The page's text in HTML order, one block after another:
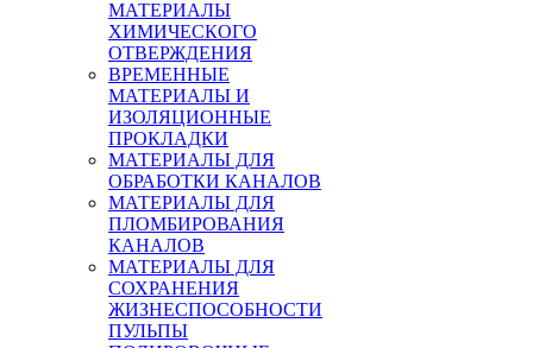
МАТЕРИАЛЫ
ХИМИЧЕСКОГО
ОТВЕРЖДЕНИЯ
ВРЕМЕННЫЕ
МАТЕРИАЛЫ И
ИЗОЛЯЦИОННЫЕ
ПРОКЛАДКИ
МАТЕРИАЛЫ ДЛЯ
ОБРАБОТКИ КАНАЛОВ
МАТЕРИАЛЫ ДЛЯ
ПЛОМБИРОВАНИЯ
КАНАЛОВ
МАТЕРИАЛЫ ДЛЯ
СОХРАНЕНИЯ
ЖИЗНЕСПОСОБНОСТИ
ПУЛЬПЫ